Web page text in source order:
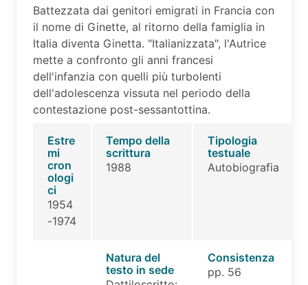
Battezzata dai genitori emigrati in Francia con
il nome di Ginette, al ritorno della famiglia in
Italia diventa Ginetta. "Italianizzata", l'Autrice
mette a confronto gli anni francesi
dell'infanzia con quelli più turbolenti
dell'adolescenza vissuta nel periodo della
contestazione post-sessantottina.
Estre
mi
cron
ologi
ci
1954
-1974
Tempo della
scrittura
1988
Tipologia
testuale
Autobiografia
Natura del
testo in sede
Consistenza
pp. 56